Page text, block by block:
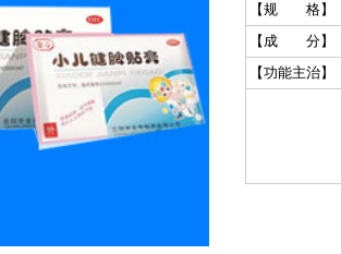
【规 格】
【成 分】
【功能主治】